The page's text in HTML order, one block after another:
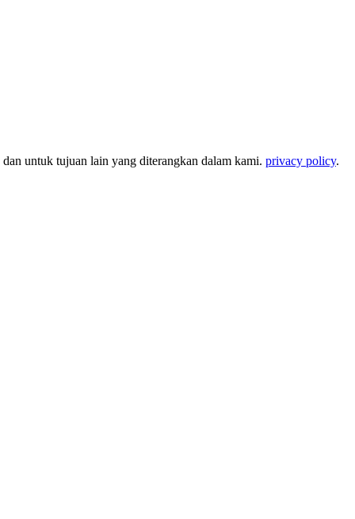
untuk tujuan lain yang diterangkan dalam kami. privacy policy.